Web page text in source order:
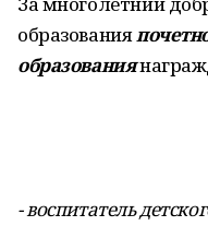
образования
образования
- воспитатель